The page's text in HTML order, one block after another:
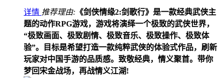
详情 推荐理由: 《剑侠情缘2:剑歌行》是一款经典武侠主
题的动作RPG游戏，游戏将演绎一个极致的武侠世界，
“极致画面、极致剧情、极致音乐、极致操作、极致体
验”。目标是希望打造一款纯粹武侠的体验式作品，刷新
玩家对中国手游的品质感。致敬经典，情义聚首。带你
梦回宋金战场，再战情义江湖!